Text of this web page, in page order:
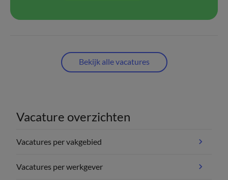
Bekijk alle vacatures
Vacature overzichten
Vacatures per vakgebied
Vacatures per werkgever